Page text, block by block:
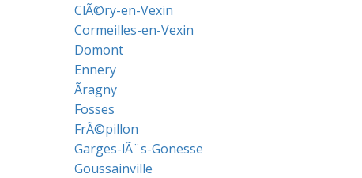
ClÃ©ry-en-Vexin
Cormeilles-en-Vexin
Domont
Ennery
Ãragny
Fosses
FrÃ©pillon
Garges-lÃ¨s-Gonesse
Goussainville